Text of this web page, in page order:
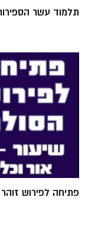
תלמוד עשר
פתיחה לפירוש